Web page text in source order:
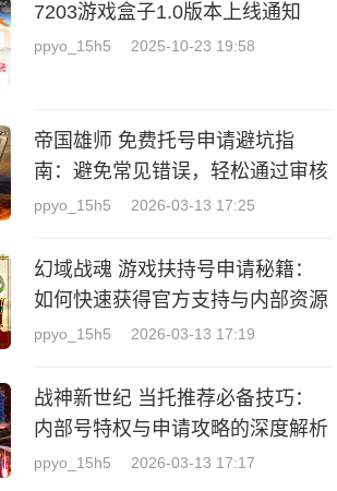
7203游戏盒子1.0版本上线通知
ppyo_15h5 2025-10-23 19:58
帝国雄师 免费托号申请避坑指
南：避免常见错误，轻松通过审核
ppyo_15h5 2026-03-13 17:25
幻域战魂 游戏扶持号申请秘籍：
如何快速获得官方支持与内部资源
ppyo_15h5 2026-03-13 17:19
战神新世纪 当托推荐必备技巧：
内部号特权与申请攻略的深度解析
ppyo_15h5 2026-03-13 17:17